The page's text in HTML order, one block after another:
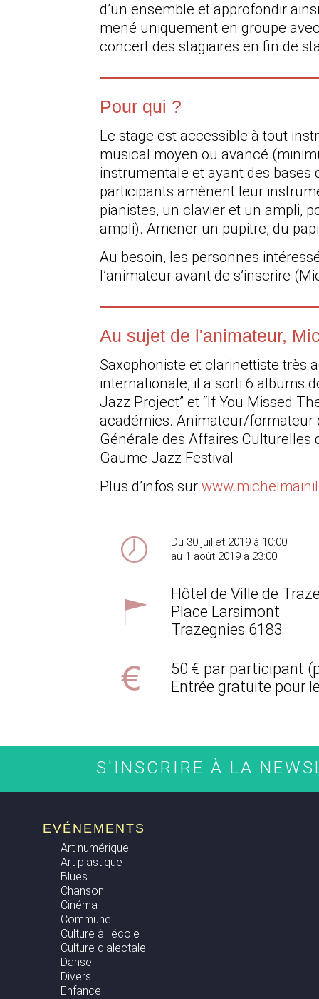
d’un ensemble et approfondir
mené uniquement en groupe
concert des stagiaires en fin de
Pour qui ?
Le stage est accessible à tout
musical moyen ou avancé
instrumentale et ayant des bases
participants amènent leur
pianistes, un clavier et un ampli,
ampli). Amener un pupitre, du
Au besoin, les personnes
l’animateur avant de s’inscrire
Au sujet de l'animateur,
Saxophoniste et clarinettiste très
internationale, il a sorti 6 albums
Jazz Project” et “If You Missed
académies. Animateur/formateur
Générale des Affaires Culturelles
Gaume Jazz Festival
Plus d’infos sur
Du 30 juillet 2019 à 10:00
au 1 août 2019 à 23:00
Hôtel de Ville de
Place Larsimont
Trazegnies 6183
50 € par participant
Entrée gratuite pour
S'INSCRIRE À LA
EVÉNEMENTS
Art numérique
Art plastique
Blues
Chanson
Cinéma
Commune
Culture à l'école
Culture dialectale
Danse
Divers
Enfance